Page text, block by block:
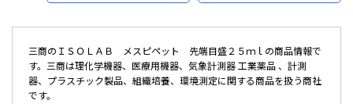
三商のＩＳＯＬＡＢ メスピペット 先端目盛２５ｍｌの商品情報で
す。三商は理化学機器、医療用機器、気象計測器 工業薬品 、計測
器、プラスチック製品、組織培養、環境測定に関する商品を扱う商社
です。